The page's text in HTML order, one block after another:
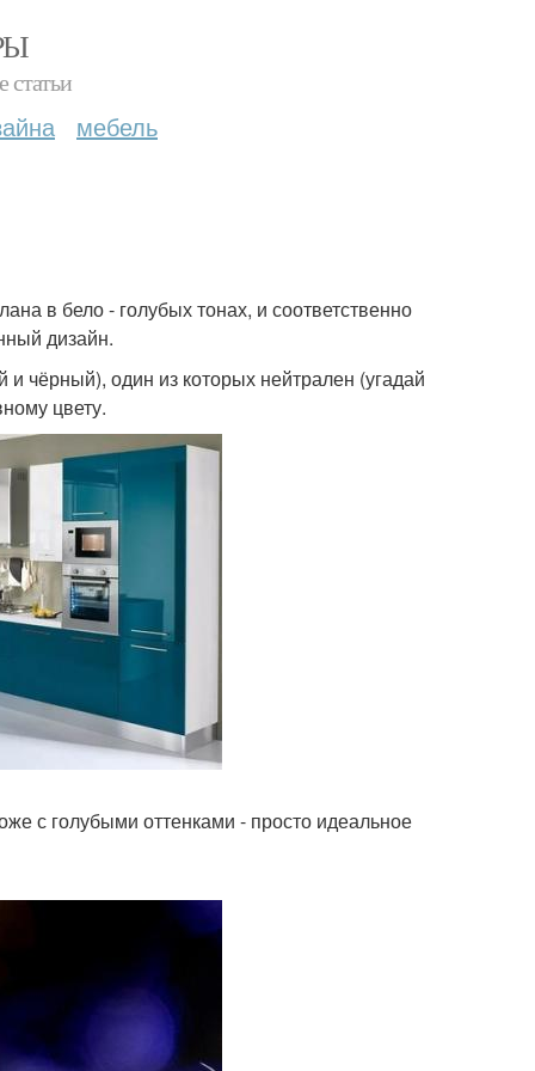
статьи
мебель
в бело - голубых тонах, и соответственно
дизайн.
и чёрный), один из которых нейтрален (угадай
цвету.
с голубыми оттенками - просто идеальное